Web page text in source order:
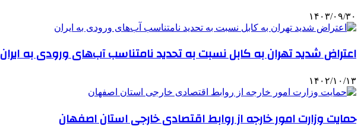
۱۴۰۳/۰۹/۳۰
اعتراض شدید تهران‌ به کابل نسبت به تحدید نامتناسب آب‌های ورودی به ایران
۱۴۰۲/۱۰/۱۳
حمایت وزارت امور خارجه از روابط اقتصادی خارجی استان اصفهان